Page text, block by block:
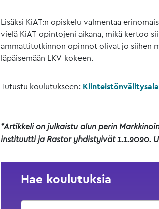
Lisäksi KiAT:n opiskelu valmentaa
vielä KiAT-opintojeni aikana, mikä kertoo
ammattitutkinnon opinnot olivat jo siihen
läpäisemään LKV-kokeen.
Tutustu koulutukseen:
*Artikkeli on julkaistu alun perin
instituutti ja Rastor yhdistyivät 1.1.2020.
Hae koulutuksia